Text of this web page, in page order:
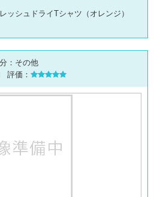
ッシュドライTシャツ（オレンジ）
： その他
評価：